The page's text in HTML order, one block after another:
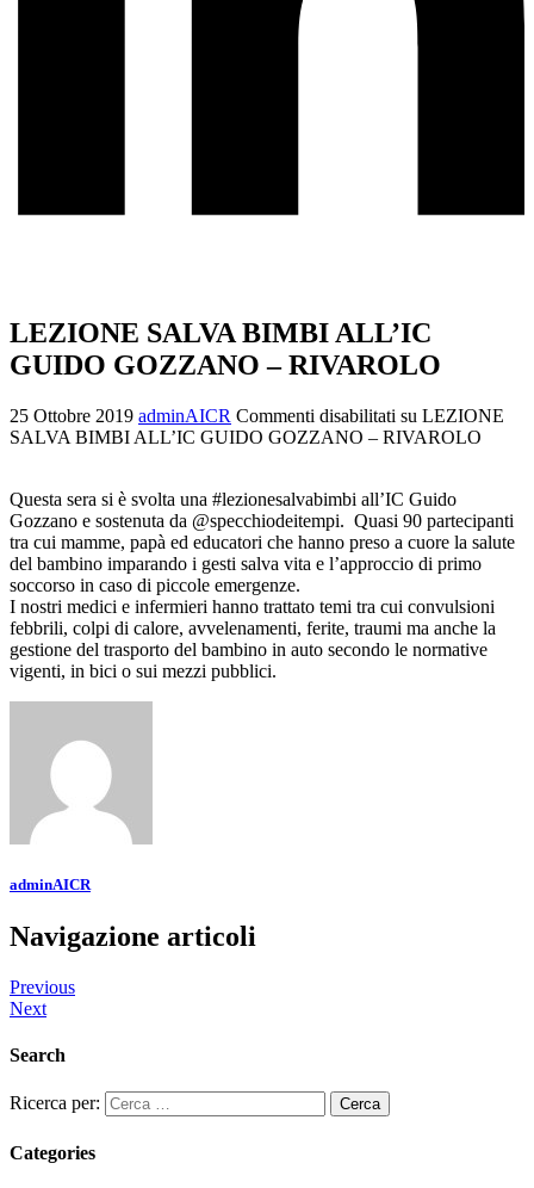
LEZIONE SALVA BIMBI ALL’IC
GUIDO GOZZANO – RIVAROLO
25 Ottobre 2019 adminAICR Commenti disabilitati su LEZIONE
SALVA BIMBI ALL’IC GUIDO GOZZANO – RIVAROLO
Questa sera si è svolta una #lezionesalvabimbi all’IC Guido
Gozzano e sostenuta da @specchiodeitempi. Quasi 90 partecipanti
tra cui mamme, papà ed educatori che hanno preso a cuore la salute
del bambino imparando i gesti salva vita e l’approccio di primo
soccorso in caso di piccole emergenze.
I nostri medici e infermieri hanno trattato temi tra cui convulsioni
febbrili, colpi di calore, avvelenamenti, ferite, traumi ma anche la
gestione del trasporto del bambino in auto secondo le normative
vigenti, in bici o sui mezzi pubblici.
adminAICR
Navigazione articoli
Previous
Next
Search
Ricerca per:
Categories